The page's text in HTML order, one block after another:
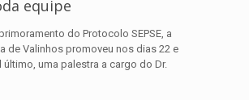
equipe
do Protocolo SEPSE, a
de Valinhos promoveu nos dias 22 e
último, uma palestra a cargo do Dr.